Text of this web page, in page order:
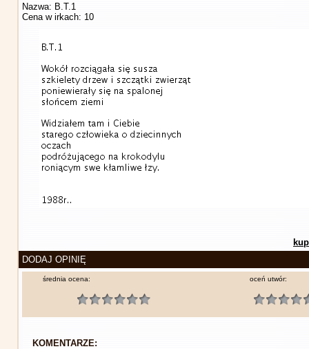
Nazwa: B.T.1
Cena w irkach: 10
DODAJ OPINIĘ
średnia ocena: oceń utwór:
KOMENTARZE: